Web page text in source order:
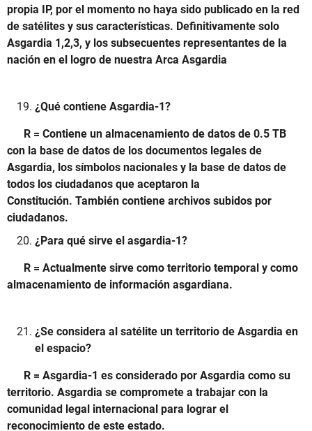
propia IP, por el momento no haya sido publicado en la red
de satélites y sus características. Definitivamente solo
Asgardia 1,2,3, y los subsecuentes representantes de la
nación en el logro de nuestra Arca Asgardia
¿Qué contiene Asgardia-1?
R = Contiene un almacenamiento de datos de 0.5 TB
con la base de datos de los documentos legales de
Asgardia, los símbolos nacionales y la base de datos de
todos los ciudadanos que aceptaron la
Constitución. También contiene archivos subidos por
ciudadanos.
¿Para qué sirve el asgardia-1?
R = Actualmente sirve como territorio temporal y como
almacenamiento de información asgardiana.
¿Se considera al satélite un territorio de Asgardia en
el espacio?
R = Asgardia-1 es considerado por Asgardia como su
territorio. Asgardia se compromete a trabajar con la
comunidad legal internacional para lograr el
reconocimiento de este estado.